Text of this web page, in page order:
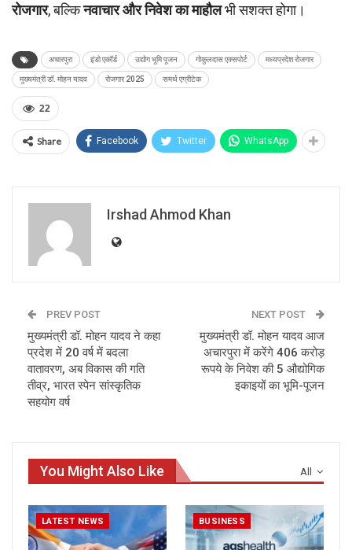
रोजगार, बल्किनवाचार और निवेश का माहौलभी सशक्त होगा।
अचारपुरा इंडो एकॉर्ड उद्योग भूमि पूजन गोकुलदास एक्सपोर्ट मध्यप्रदेश रोजगार
मुख्यमंत्री डॉ. मोहन यादव रोजगार 2025 समर्थ एग्रीटेक
22
Share Facebook Twitter WhatsApp
Irshad Ahmod Khan
PREV POST
मुख्यमंत्री डॉ. मोहन यादव ने कहा
प्रदेश में 20 वर्ष में बदला
वातावरण, अब विकास की गति
तीव्र, भारत स्पेन सांस्कृतिक
सहयोग वर्ष
NEXT POST
मुख्यमंत्री डॉ. मोहन यादव आज
अचारपुरा में करेंगे 406 करोड़
रूपये के निवेश की 5 औद्योगिक
इकाइयों का भूमि-पूजन
All
You Might Also Like
LATEST NEWS BUSINESS